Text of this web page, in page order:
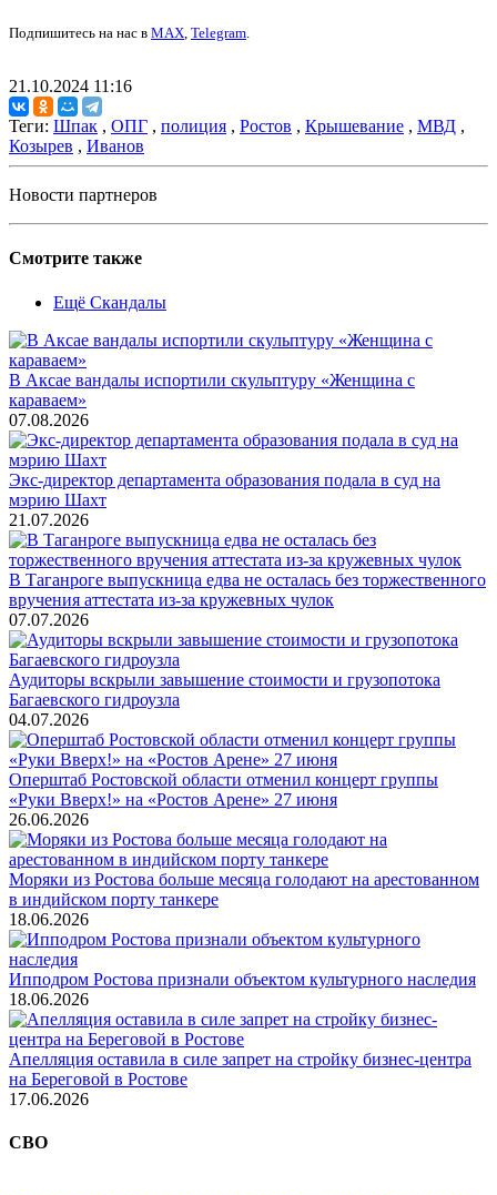
Подпишитесь на нас в MAX, Telegram.
21.10.2024 11:16
Теги: Шпак , ОПГ , полиция , Ростов , Крышевание , МВД ,
Козырев , Иванов
Новости партнеров
Смотрите также
Ещё Скандалы
В Аксае вандалы испортили скульптуру «Женщина с
караваем»
07.08.2026
Экс-директор департамента образования подала в суд на
мэрию Шахт
21.07.2026
В Таганроге выпускница едва не осталась без торжественного
вручения аттестата из-за кружевных чулок
07.07.2026
Аудиторы вскрыли завышение стоимости и грузопотока
Багаевского гидроузла
04.07.2026
Оперштаб Ростовской области отменил концерт группы
«Руки Вверх!» на «Ростов Арене» 27 июня
26.06.2026
Моряки из Ростова больше месяца голодают на арестованном
в индийском порту танкере
18.06.2026
Ипподром Ростова признали объектом культурного наследия
18.06.2026
Апелляция оставила в силе запрет на стройку бизнес-центра
на Береговой в Ростове
17.06.2026
СВО